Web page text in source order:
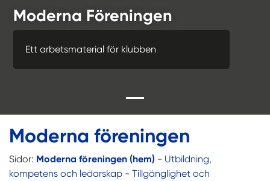
Moderna Föreningen
Ett arbetsmaterial för klubben
Moderna föreningen
Sidor: Moderna föreningen (hem) - Utbildning,
kompetens och ledarskap - Tillgänglighet och